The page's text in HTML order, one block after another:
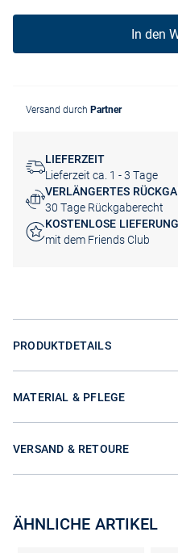
In den
Versand durch Partner
LIEFERZEIT
Lieferzeit ca. 1 - 3 Tage
VERLÄNGERTES
30 Tage Rückgaberecht
KOSTENLOSE LIEFERUNG
mit dem Friends Club
PRODUKTDETAILS
MATERIAL & PFLEGE
VERSAND & RETOURE
ÄHNLICHE ARTIKEL